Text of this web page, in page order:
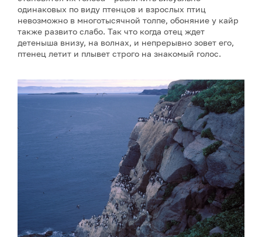
одинаковых по виду птенцов и взрослых птиц
невозможно в многотысячной толпе, обоняние у кайр
также развито слабо. Так что когда отец ждет
детеныша внизу, на волнах, и непрерывно зовет его,
птенец летит и плывет строго на знакомый голос.